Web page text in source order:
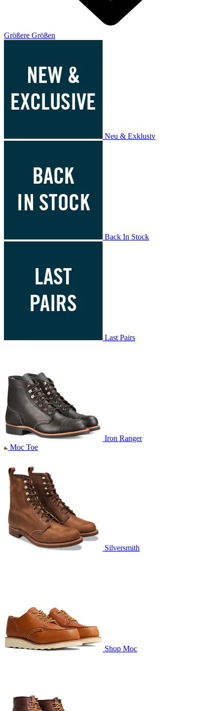
Größere Größen
Neu & Exklusiv
Back In Stock
Last Pairs
Iron Ranger
Moc Toe
Silversmith
Shop Moc